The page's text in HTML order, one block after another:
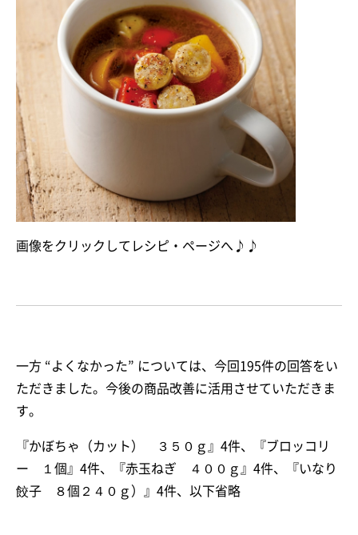
画像をクリックしてレシピ・ページへ♪♪
一方 “よくなかった” については、今回195件の回答をい
ただきました。今後の商品改善に活用させていただきま
す。
『かぼちゃ（カット） ３５０ｇ』4件、『ブロッコリ
ー １個』4件、『赤玉ねぎ ４００ｇ』4件、『いなり
餃子 ８個２４０ｇ）』4件、以下省略